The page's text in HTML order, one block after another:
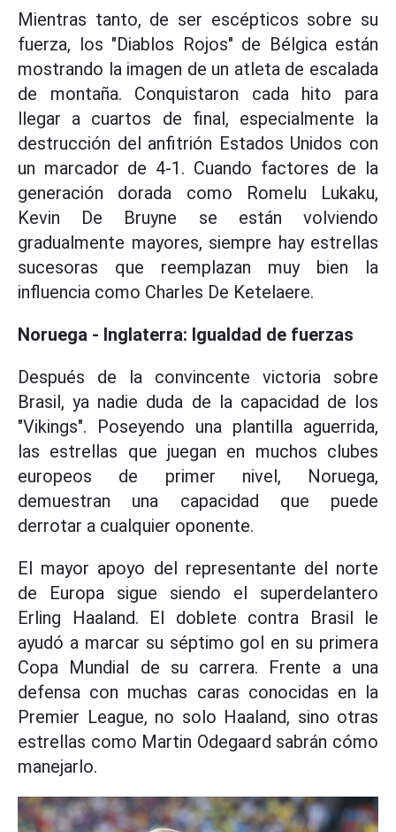
Mientras tanto, de ser escépticos sobre su
fuerza, los "Diablos Rojos" de Bélgica están
mostrando la imagen de un atleta de escalada
de montaña. Conquistaron cada hito para
llegar a cuartos de final, especialmente la
destrucción del anfitrión Estados Unidos con
un marcador de 4-1. Cuando factores de la
generación dorada como Romelu Lukaku,
Kevin De Bruyne se están volviendo
gradualmente mayores, siempre hay estrellas
sucesoras que reemplazan muy bien la
influencia como Charles De Ketelaere.
Noruega - Inglaterra: Igualdad de fuerzas
Después de la convincente victoria sobre
Brasil, ya nadie duda de la capacidad de los
"Vikings". Poseyendo una plantilla aguerrida,
las estrellas que juegan en muchos clubes
europeos de primer nivel, Noruega,
demuestran una capacidad que puede
derrotar a cualquier oponente.
El mayor apoyo del representante del norte
de Europa sigue siendo el superdelantero
Erling Haaland. El doblete contra Brasil le
ayudó a marcar su séptimo gol en su primera
Copa Mundial de su carrera. Frente a una
defensa con muchas caras conocidas en la
Premier League, no solo Haaland, sino otras
estrellas como Martin Odegaard sabrán cómo
manejarlo.